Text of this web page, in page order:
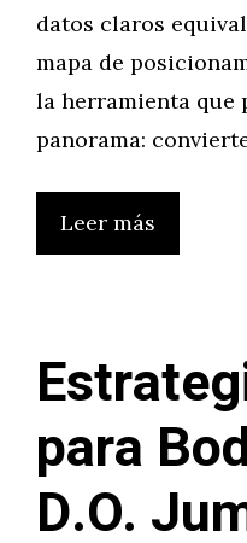
datos claros
mapa de
la herramienta que
panorama:
Leer más
para
D.O.